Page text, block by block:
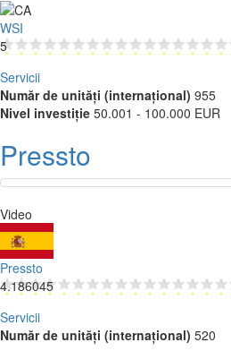
WSI
5
Servicii
Număr de unități (internațional) 955
Nivel investiție 50.001 - 100.000 EUR
Pressto
Video
Pressto
4.186045
Servicii
Număr de unități (internațional) 520